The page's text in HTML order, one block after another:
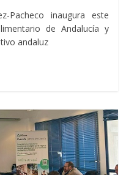
Pacheco inaugura este
de Andalucía y
andaluz